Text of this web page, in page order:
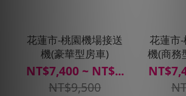
花蓮市-桃園機場接送
機(豪華型房車)
NT$7,400 ~ NT$...
NT$9,500
花蓮市
機(商務